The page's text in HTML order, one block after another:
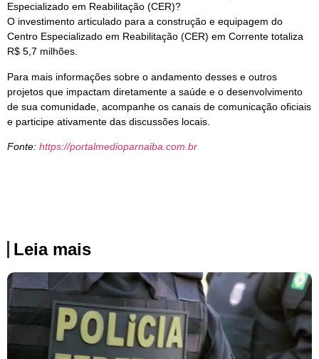
Especializado em Reabilitação (CER)?
O investimento articulado para a construção e equipagem do
Centro Especializado em Reabilitação (CER) em Corrente totaliza
R$ 5,7 milhões.
Para mais informações sobre o andamento desses e outros
projetos que impactam diretamente a saúde e o desenvolvimento
de sua comunidade, acompanhe os canais de comunicação oficiais
e participe ativamente das discussões locais.
Fonte: https://portalmedioparnaiba.com.br
Leia mais